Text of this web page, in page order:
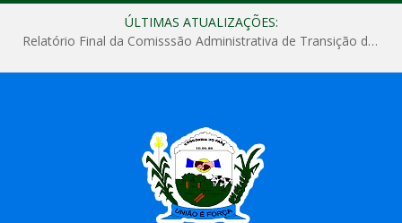
ÚLTIMAS ATUALIZAÇÕES:
Relatório Final da Comisssão Administrativa de Transição de Mandato do Poder Legislativo do Município de Concórdia do Pará